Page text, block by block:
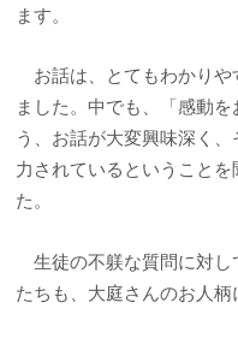
ます。
お話は、とてもわかりや
ました。中でも、「感動
う、お話が大変興味深く
力されているということ
た。
生徒の不躾な質問に対し
たちも、大庭さんのお人柄